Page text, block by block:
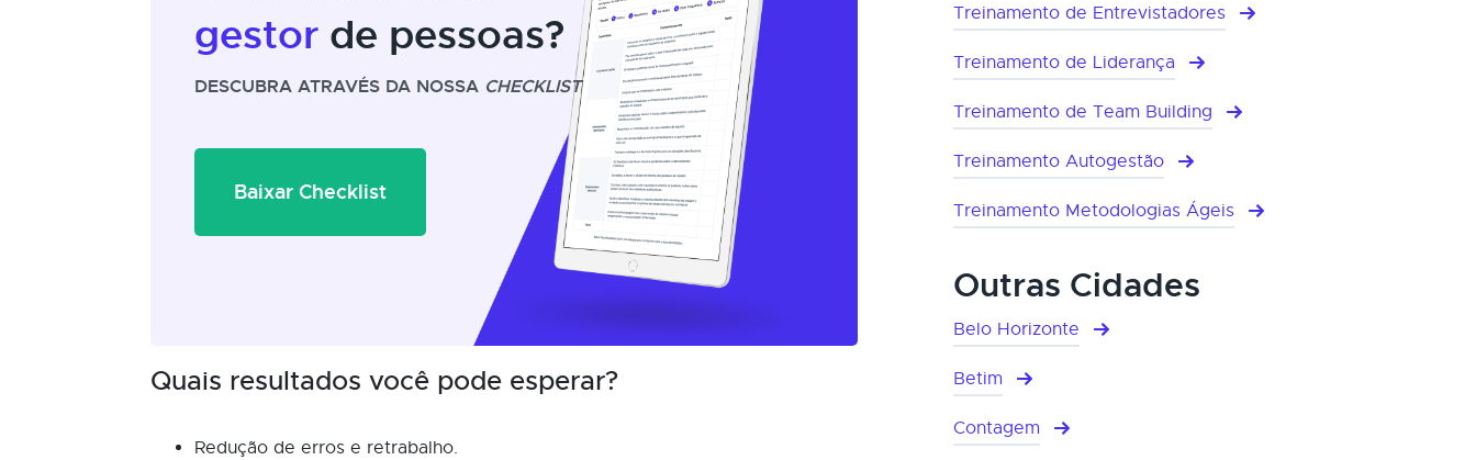
gestor de pessoas?
DESCUBRA ATRAVÉS DA NOSSA CHECKLIST
Baixar Checklist
Quais resultados você pode esperar?
Redução de erros e retrabalho.
Treinamento de Entrevistadores
Treinamento de Liderança
Treinamento de Team Building
Treinamento Autogestão
Treinamento Metodologias Ágeis
Outras Cidades
Belo Horizonte
Betim
Contagem